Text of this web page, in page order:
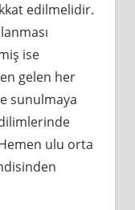
edilmelidir.
ise
gelen her
sunulmaya
ulu orta